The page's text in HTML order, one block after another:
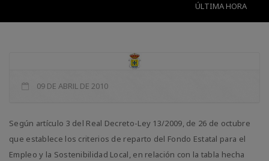
ÚLTIMA HORA
09 DE ABRIL DE 2010
Según artículo 3 del Real Decreto-Ley 13/2009, de 26 de octubre
que establece los criterios de reparto del Fondo Estatal para el
Empleo y la Sostenibilidad Local, en relación con la tabla hecha